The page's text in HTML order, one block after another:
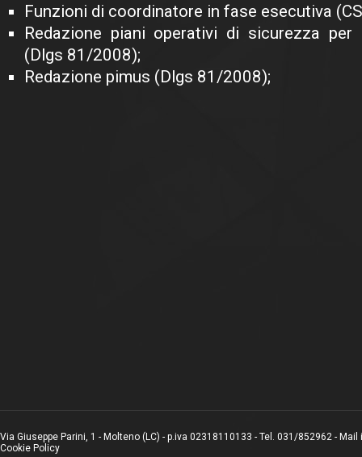
Funzioni di coordinatore in fase esecutiva
Redazione piani operativi di sicurezza per
(Dlgs 81/2008);
Redazione pimus (Dlgs 81/2008);
Via Giuseppe Parini, 1 - Molteno (LC) - p.iva 02318110133 - Tel. 031/852962 - Mail
Cookie Policy